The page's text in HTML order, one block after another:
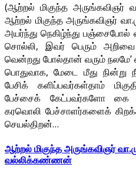
(ஆற்றல் மிகுந்த அருங்கவிஞர்
ஆற்றல் மிகுந்த அருங்கவிஞர்
அயர்ந்து நெகிழ்ந்து பஞ்சைபோல்
சொல்லி, இவர் பெரும்
வென்றது போல்தான் வரும் நலமே’
பொதுவாக, மேடை மீது நின்று
பேசிக் களிப்பவர்கள்தாம்
பேச்சைக் கேட்பவர்களோ கை
கரவொலி பேச்சாளர்களைக்
செயல்திறன்…
ஆற்றல் மிகுந்த அருங்கவிஞர்
வல்லிக்கண்ணன்